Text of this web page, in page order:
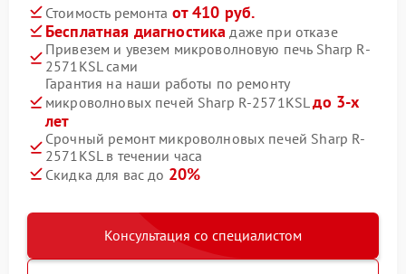
Стоимость ремонта от 410 руб.
Бесплатная диагностика даже при отказе
Привезем и увезем микроволновую печь Sharp R-
2571KSL сами
Гарантия на наши работы по ремонту
микроволновых печей Sharp R-2571KSLдо 3-х
лет
Срочный ремонт микроволновых печей Sharp R-
2571KSL в течении часа
Скидка для вас до 20%
Консультация со специалистом